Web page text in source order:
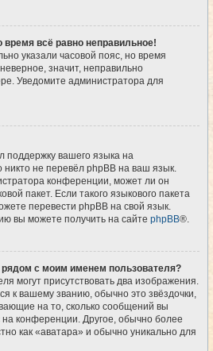
всё равно неправильное!
указали часовой пояс, но время
значит, неправильно
Уведомите администратора для
поддержку вашего языка на
не перевёл phpBB на ваш язык.
конференции, может ли он
пакет. Если такого языкового пакета
перевести phpBB на свой язык.
вы можете получить на сайте phpBB®.
с моим именем пользователя?
могут присутствовать два изображения.
к вашему званию, обычно это звёздочки,
на то, сколько сообщений вы
конференции. Другое, обычно более
как «аватара» и обычно уникально для